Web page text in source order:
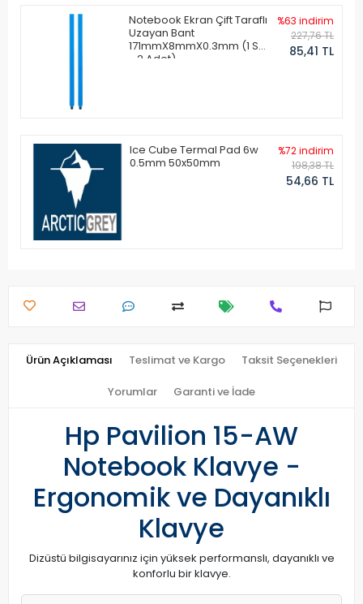
Notebook Ekran Çift Taraflı
Uzayan Bant
171mmX8mmX0.3mm (1 Set
- 2 Adet)
%63 indirim
227,76 TL
85,41 TL
Ice Cube Termal Pad 6w
0.5mm 50x50mm
%72 indirim
198,38 TL
54,66 TL
Ürün Açıklaması Teslimat ve Kargo Taksit Seçenekleri
Yorumlar Garanti ve İade
Hp Pavilion 15-AW
Notebook Klavye -
Ergonomik ve Dayanıklı
Klavye
Dizüstü bilgisayarınız için yüksek performanslı, dayanıklı ve
konforlu bir klavye.